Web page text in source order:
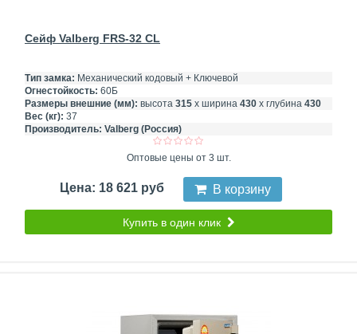
Сейф Valberg FRS-32 CL
Тип замка: Механический кодовый + Ключевой
Огнестойкость: 60Б
Размеры внешние (мм): высота 315 х ширина 430 х глубина 430
Вес (кг): 37
Производитель: Valberg (Россия)
Оптовые цены от 3 шт.
Цена: 18 621 руб В корзину
Купить в один клик